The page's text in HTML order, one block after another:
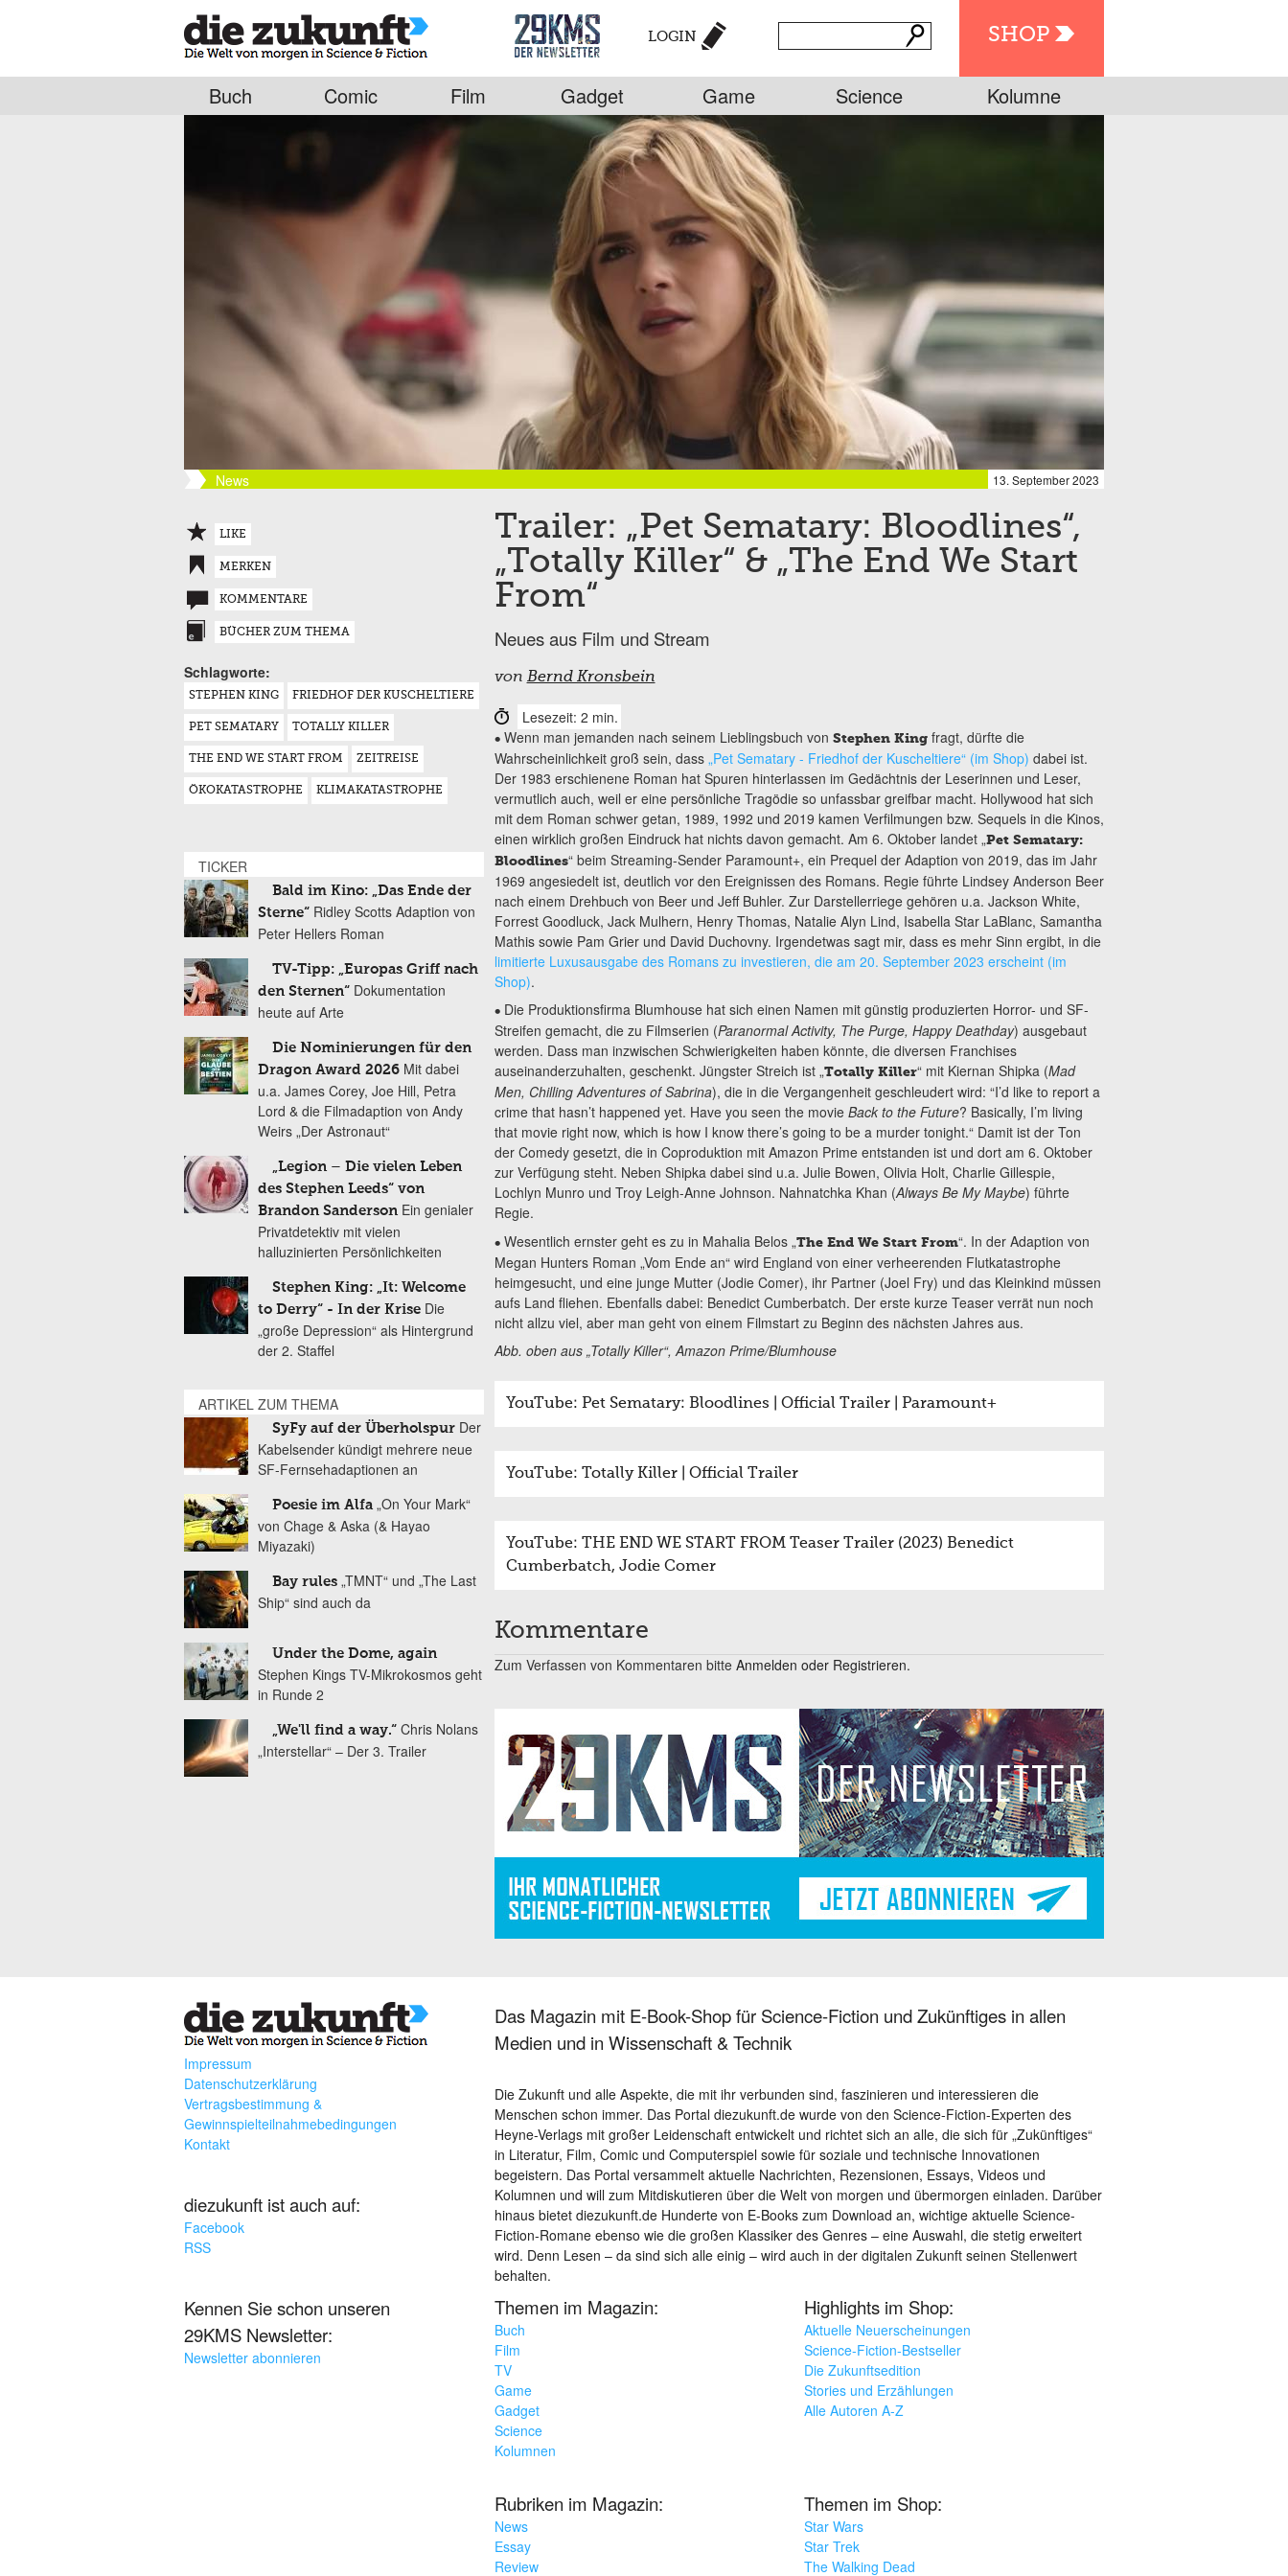
SHOP
LOGIN
Buch Comic Film Gadget Game Science Kolumne
News 13. September 2023
Trailer: „Pet Sematary: Bloodlines“,
„Totally Killer“ & „The End We Start
From“
Neues aus Film und Stream
von Bernd Kronsbein
Lesezeit: 2 min.
• Wenn man jemanden nach seinem Lieblingsbuch von Stephen Kingfragt, dürfte die
Wahrscheinlichkeit groß sein, dass „Pet Sematary - Friedhof der Kuscheltiere“ (im Shop) dabei ist.
Der 1983 erschienene Roman hat Spuren hinterlassen im Gedächtnis der Leserinnen und Leser,
vermutlich auch, weil er eine persönliche Tragödie so unfassbar greifbar macht. Hollywood hat sich
mit dem Roman schwer getan, 1989, 1992 und 2019 kamen Verfilmungen bzw. Sequels in die Kinos,
einen wirklich großen Eindruck hat nichts davon gemacht. Am 6. Oktober landet „Pet Sematary:
Bloodlines“ beim Streaming-Sender Paramount+, ein Prequel der Adaption von 2019, das im Jahr
1969 angesiedelt ist, deutlich vor den Ereignissen des Romans. Regie führte Lindsey Anderson Beer
nach einem Drehbuch von Beer und Jeff Buhler. Zur Darstellerriege gehören u.a. Jackson White,
Forrest Goodluck, Jack Mulhern, Henry Thomas, Natalie Alyn Lind, Isabella Star LaBlanc, Samantha
Mathis sowie Pam Grier und David Duchovny. Irgendetwas sagt mir, dass es mehr Sinn ergibt, in die
limitierte Luxusausgabe des Romans zu investieren, die am 20. September 2023 erscheint (im
Shop).
• Die Produktionsfirma Blumhouse hat sich einen Namen mit günstig produzierten Horror- und SF-
Streifen gemacht, die zu Filmserien (Paranormal Activity, The Purge, Happy Deathday) ausgebaut
werden. Dass man inzwischen Schwierigkeiten haben könnte, die diversen Franchises
auseinanderzuhalten, geschenkt. Jüngster Streich ist „Totally Killer“ mit Kiernan Shipka (Mad
Men, Chilling Adventures of Sabrina), die in die Vergangenheit geschleudert wird: “I’d like to report a
crime that hasn’t happened yet. Have you seen the movie Back to the Future? Basically, I’m living
that movie right now, which is how I know there’s going to be a murder tonight.“ Damit ist der Ton
der Comedy gesetzt, die in Coproduktion mit Amazon Prime entstanden ist und dort am 6. Oktober
zur Verfügung steht. Neben Shipka dabei sind u.a. Julie Bowen, Olivia Holt, Charlie Gillespie,
Lochlyn Munro und Troy Leigh-Anne Johnson. Nahnatchka Khan (Always Be My Maybe) führte
Regie.
• Wesentlich ernster geht es zu in Mahalia Belos „The End We Start From“. In der Adaption von
Megan Hunters Roman „Vom Ende an“ wird England von einer verheerenden Flutkatastrophe
heimgesucht, und eine junge Mutter (Jodie Comer), ihr Partner (Joel Fry) und das Kleinkind müssen
aufs Land fliehen. Ebenfalls dabei: Benedict Cumberbatch. Der erste kurze Teaser verrät nun noch
nicht allzu viel, aber man geht von einem Filmstart zu Beginn des nächsten Jahres aus.
Abb. oben aus „Totally Killer“, Amazon Prime/Blumhouse
YouTube: Pet Sematary: Bloodlines | Official Trailer | Paramount+
YouTube: Totally Killer | Official Trailer
YouTube: THE END WE START FROM Teaser Trailer (2023) Benedict
Cumberbatch, Jodie Comer
Kommentare
Zum Verfassen von Kommentaren bitte Anmelden oder Registrieren.
LIKE
MERKEN
KOMMENTARE
BÜCHER ZUM THEMA
Schlagworte:
STEPHEN KING FRIEDHOF DER KUSCHELTIERE
PET SEMATARY TOTALLY KILLER
THE END WE START FROM ZEITREISE
ÖKOKATASTROPHE KLIMAKATASTROPHE
TICKER
Bald im Kino: „Das Ende der
Sterne“ Ridley Scotts Adaption von
Peter Hellers Roman
TV-Tipp: „Europas Griff nach
den Sternen“ Dokumentation
heute auf Arte
Die Nominierungen für den
Dragon Award 2026 Mit dabei
u.a. James Corey, Joe Hill, Petra
Lord & die Filmadaption von Andy
Weirs „Der Astronaut“
„Legion – Die vielen Leben
des Stephen Leeds“ von
Brandon Sanderson Ein genialer
Privatdetektiv mit vielen
halluzinierten Persönlichkeiten
Stephen King: „It: Welcome
to Derry“ - In der Krise Die
„große Depression“ als Hintergrund
der 2. Staffel
ARTIKEL ZUM THEMA
SyFy auf der Überholspur Der
Kabelsender kündigt mehrere neue
SF-Fernsehadaptionen an
Poesie im Alfa „On Your Mark“
von Chage & Aska (& Hayao
Miyazaki)
Bay rules „TMNT“ und „The Last
Ship“ sind auch da
Under the Dome, again
Stephen Kings TV-Mikrokosmos geht
in Runde 2
„We'll find a way.“ Chris Nolans
„Interstellar“ – Der 3. Trailer
Impressum
Datenschutzerklärung
Vertragsbestimmung &
Gewinnspielteilnahmebedingungen
Kontakt
diezukunft ist auch auf:
Facebook
RSS
Kennen Sie schon unseren
29KMS Newsletter:
Newsletter abonnieren
Das Magazin mit E-Book-Shop für Science-Fiction und Zukünftiges in allen
Medien und in Wissenschaft & Technik
Die Zukunft und alle Aspekte, die mit ihr verbunden sind, faszinieren und interessieren die
Menschen schon immer. Das Portal diezukunft.de wurde von den Science-Fiction-Experten des
Heyne-Verlags mit großer Leidenschaft entwickelt und richtet sich an alle, die sich für „Zukünftiges“
in Literatur, Film, Comic und Computerspiel sowie für soziale und technische Innovationen
begeistern. Das Portal versammelt aktuelle Nachrichten, Rezensionen, Essays, Videos und
Kolumnen und will zum Mitdiskutieren über die Welt von morgen und übermorgen einladen. Darüber
hinaus bietet diezukunft.de Hunderte von E-Books zum Download an, wichtige aktuelle Science-
Fiction-Romane ebenso wie die großen Klassiker des Genres – eine Auswahl, die stetig erweitert
wird. Denn Lesen – da sind sich alle einig – wird auch in der digitalen Zukunft seinen Stellenwert
behalten.
Themen im Magazin:
Buch
Film
TV
Game
Gadget
Science
Kolumnen
Highlights im Shop:
Aktuelle Neuerscheinungen
Science-Fiction-Bestseller
Die Zukunftsedition
Stories und Erzählungen
Alle Autoren A-Z
Rubriken im Magazin:
News
Essay
Review
Themen im Shop:
Star Wars
Star Trek
The Walking Dead